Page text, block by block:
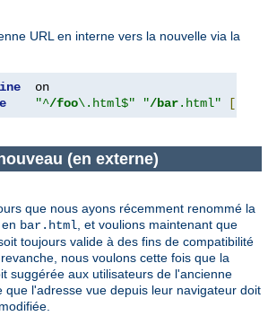
URL en interne vers la nouvelle via la
"^/foo\.html$" "/bar.html" [
(en externe)
que nous ayons récemment renommé la
en bar.html, et voulions maintenant que
toujours valide à des fins de compatibilité
nous voulons cette fois que la
suggérée aux utilisateurs de l'ancienne
que l'adresse vue depuis leur navigateur doit